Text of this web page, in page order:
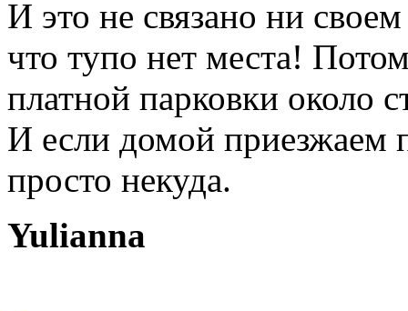
И это не связано ни
что тупо нет места!
платной парковки около
И если домой приезжаем
просто некуда.
Yulianna